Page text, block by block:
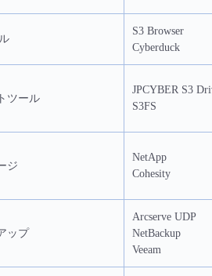
S3 Browser
Cyberduck
ツール
JPCYBER S3
S3FS
ジ
NetApp
Cohesity
ップ
Arcserve UDP
NetBackup
Veeam